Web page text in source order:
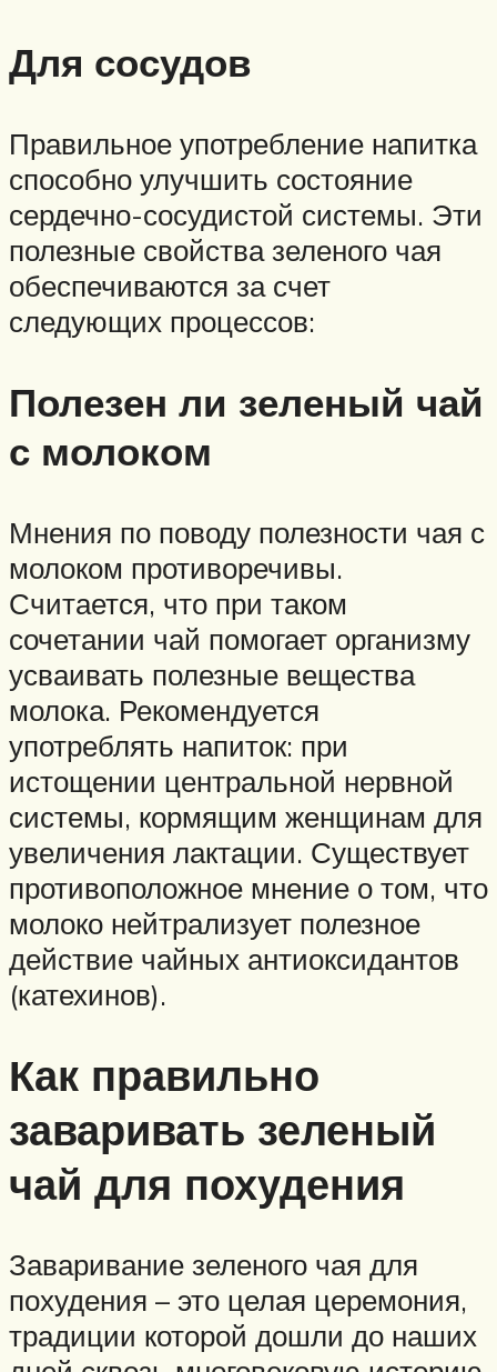
Для сосудов
Правильное употребление напитка
способно улучшить состояние
сердечно-сосудистой системы. Эти
полезные свойства зеленого чая
обеспечиваются за счет
следующих процессов:
Полезен ли зеленый чай
с молоком
Мнения по поводу полезности чая с
молоком противоречивы.
Считается, что при таком
сочетании чай помогает организму
усваивать полезные вещества
молока. Рекомендуется
употреблять напиток: при
истощении центральной нервной
системы, кормящим женщинам для
увеличения лактации. Существует
противоположное мнение о том, что
молоко нейтрализует полезное
действие чайных антиоксидантов
(катехинов).
Как правильно
заваривать зеленый
чай для похудения
Заваривание зеленого чая для
похудения – это целая церемония,
традиции которой дошли до наших